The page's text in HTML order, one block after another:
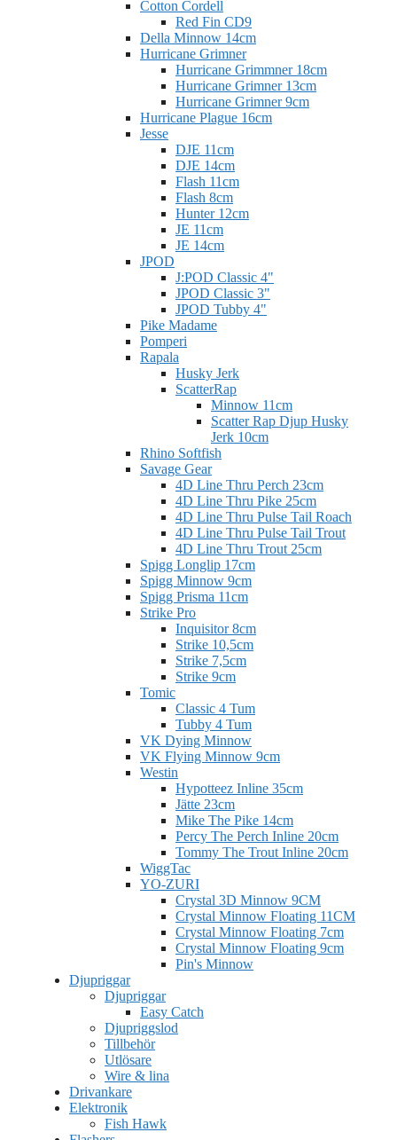
Cotton Cordell
Red Fin CD9
Della Minnow 14cm
Hurricane Grimner
Hurricane Grimmner 18cm
Hurricane Grimner 13cm
Hurricane Grimner 9cm
Hurricane Plague 16cm
Jesse
DJE 11cm
DJE 14cm
Flash 11cm
Flash 8cm
Hunter 12cm
JE 11cm
JE 14cm
JPOD
J:POD Classic 4"
JPOD Classic 3"
JPOD Tubby 4"
Pike Madame
Pomperi
Rapala
Husky Jerk
ScatterRap
Minnow 11cm
Scatter Rap Djup Husky
Jerk 10cm
Rhino Softfish
Savage Gear
4D Line Thru Perch 23cm
4D Line Thru Pike 25cm
4D Line Thru Pulse Tail Roach
4D Line Thru Pulse Tail Trout
4D Line Thru Trout 25cm
Spigg Longlip 17cm
Spigg Minnow 9cm
Spigg Prisma 11cm
Strike Pro
Inquisitor 8cm
Strike 10,5cm
Strike 7,5cm
Strike 9cm
Tomic
Classic 4 Tum
Tubby 4 Tum
VK Dying Minnow
VK Flying Minnow 9cm
Westin
Hypotteez Inline 35cm
Jätte 23cm
Mike The Pike 14cm
Percy The Perch Inline 20cm
Tommy The Trout Inline 20cm
WiggTac
YO-ZURI
Crystal 3D Minnow 9CM
Crystal Minnow Floating 11CM
Crystal Minnow Floating 7cm
Crystal Minnow Floating 9cm
Pin's Minnow
Djupriggar
Djupriggar
Easy Catch
Djupriggslod
Tillbehör
Utlösare
Wire & lina
Drivankare
Elektronik
Fish Hawk